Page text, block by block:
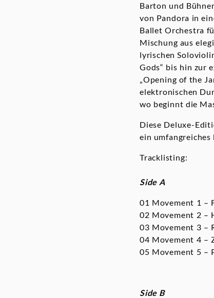
Barton und
von Pandora in
Ballet Orchestra
Mischung aus
lyrischen
Gods“ bis hin zur
„Opening of the
elektronischen
wo beginnt die
Diese Deluxe-
ein
Tracklisting:
Side A
01 Movement 1 –
02 Movement 2 –
03 Movement 3 –
04 Movement 4 –
05 Movement 5 –
Side B